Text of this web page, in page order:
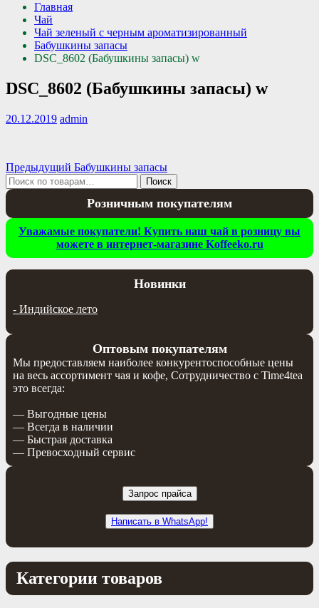
Главная
Чай
Чай зеленый с черным ароматизированный
Бабушкины запасы
DSC_8602 (Бабушкины запасы) w
DSC_8602 (Бабушкины запасы) w
20.12.2019 admin
Навигация
по
записям
Предыдущий Предыдущая
запись:
Бабушкины запасы
Искать:
Поиск
Розничным покупателям
Уважамые покупатели! Купить наш чай в розницу вы
можете в интернет-магазине Koffeeko.ru
Новинки
- Индийское лето
Оптовым покупателям
Мы предоставляем наиболее конкурентоспособные цены
на весь ассортимент чая и кофе, Сотрудничество с Time4tea
это всегда:
— Выгодные цены
— Всегда в наличии
— Быстрая доставка
— Превосходный сервис
Запрос прайса
Написать в WhatsApp!
Категории товаров